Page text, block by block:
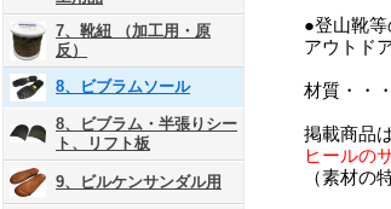
7、靴紐 （加工用・原
反）
8、ビブラムソール
8、ビブラム・半張りシー
ト、リフト板
9、ビルケンサンダル用
●登山靴等
アウトド
材質・・
掲載商品
ヒールの
（素材の